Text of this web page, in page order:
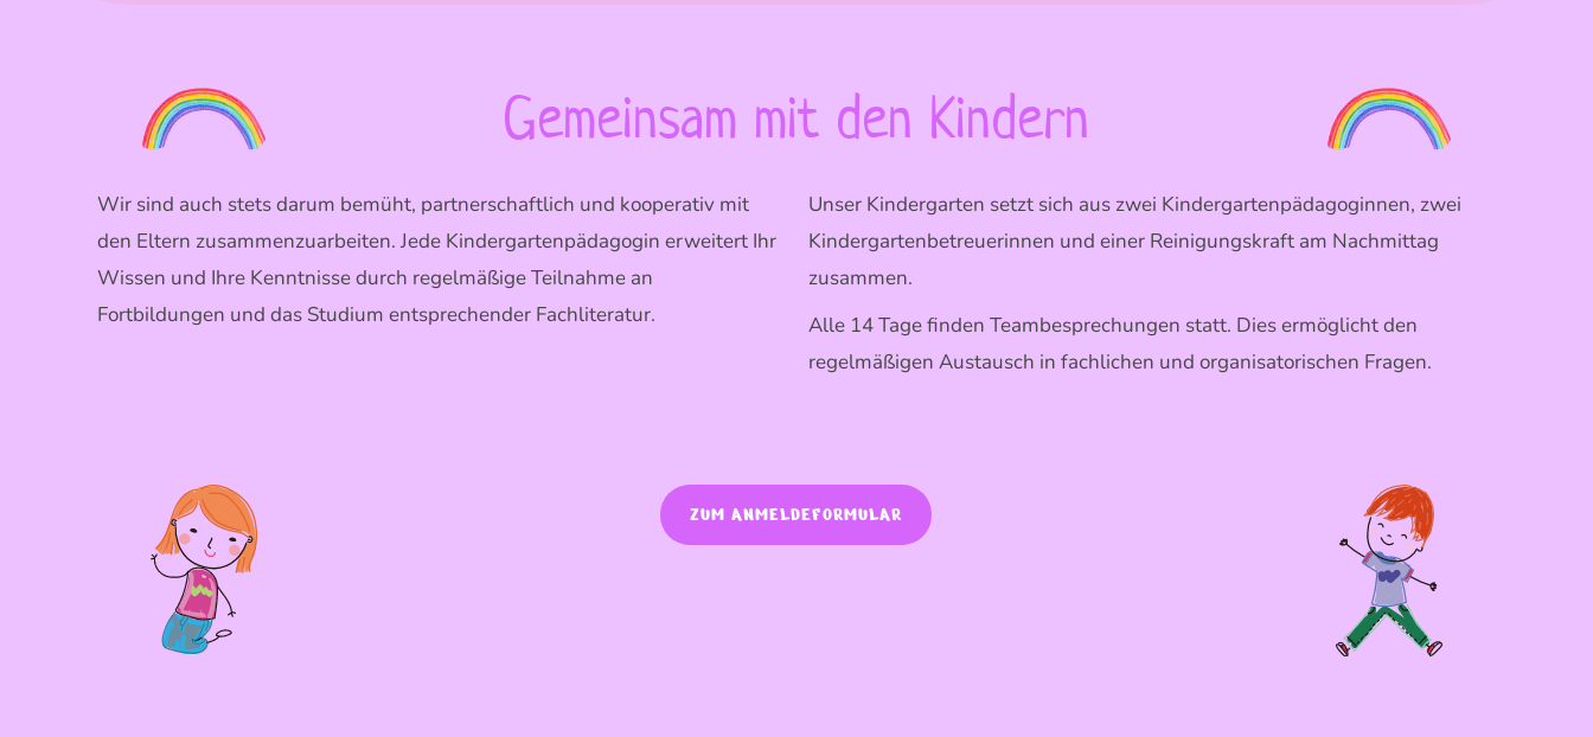
Gemeinsam mit den Kindern
Wir sind auch stets darum bemüht, partnerschaftlich und kooperativ mit
den Eltern zusammenzuarbeiten. Jede Kindergartenpädagogin erweitert Ihr
Wissen und Ihre Kenntnisse durch regelmäßige Teilnahme an
Fortbildungen und das Studium entsprechender Fachliteratur.
Unser Kindergarten setzt sich aus zwei Kindergartenpädagoginnen, zwei
Kindergartenbetreuerinnen und einer Reinigungskraft am Nachmittag
zusammen.
Alle 14 Tage finden Teambesprechungen statt. Dies ermöglicht den
regelmäßigen Austausch in fachlichen und organisatorischen Fragen.
ZUM ANMELDEFORMULAR